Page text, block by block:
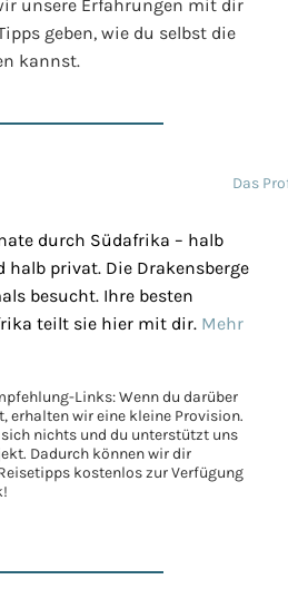
unsere Erfahrungen mit dir
geben, wie du selbst die
kannst.
durch Südafrika – halb
privat. Die Drakensberge
besucht. Ihre besten
teilt sie hier mit dir. Mehr
Links: Wenn du darüber
erhalten wir eine kleine Provision.
nichts und du unterstützt uns
Dadurch können wir dir
kostenlos zur Verfügung